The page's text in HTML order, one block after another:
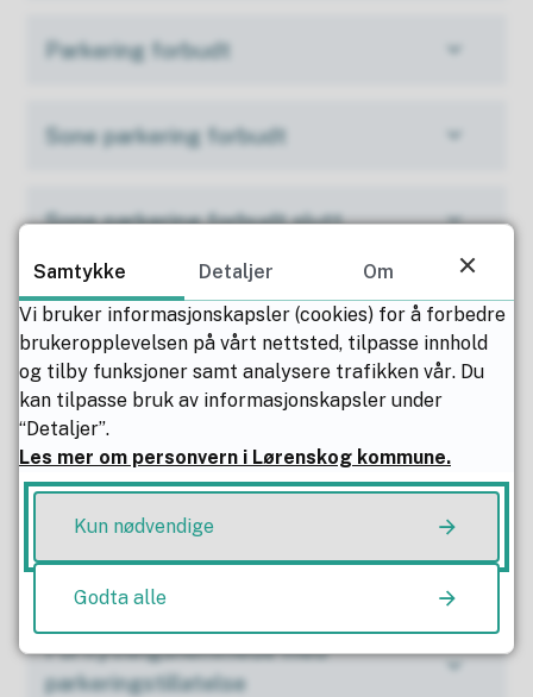
Parkering forbudt
Sone parkering forbudt
Sone parkering forbudt slutt
Gang/ sykkel vei
Parkering
Parkeringsskive
Personbil
Forflytningshemmede med
parkeringstillatelse
Samtykke Detaljer
Om
Vi bruker informasjonskapsler (cookies) for å forbedre
brukeropplevelsen på vårt nettsted, tilpasse innhold
og tilby funksjoner samt analysere trafikken vår. Du
kan tilpasse bruk av informasjonskapsler under
“Detaljer”.
Les mer om personvern i Lørenskog kommune.
Kun nødvendige
Godta alle